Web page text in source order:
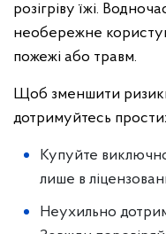
розігріву їжі.
необережне
пожежі або травм.
Щоб зменшити
дотримуйтесь
Купуйте
лише в
Неухильно